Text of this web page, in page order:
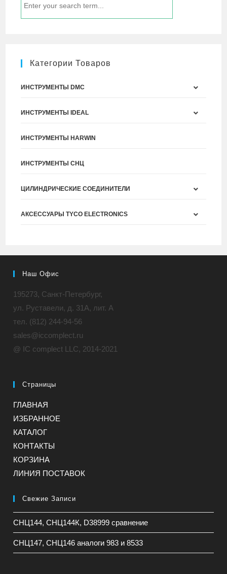
Категории Товаров
ИНСТРУМЕНТЫ DMC
ИНСТРУМЕНТЫ IDEAL
ИНСТРУМЕНТЫ HARWIN
ИНСТРУМЕНТЫ СНЦ
ЦИЛИНДРИЧЕСКИЕ СОЕДИНИТЕЛИ
АКСЕССУАРЫ TYCO ELECTRONICS
Наш Офис
195273, Санкт-Петербург,
ул. Руставели, д. 31A, лит. А
тел. (812) 244-94-56
sales@iccomplect.ru
@ IC complect LLC, 2014-2021
Страницы
ГЛАВНАЯ
ИЗБРАННОЕ
КАТАЛОГ
КОНТАКТЫ
КОРЗИНА
ЛИНИЯ ПОСТАВОК
Свежие Записи
СНЦ144, СНЦ144К, D38999 сравнение
СНЦ147, СНЦ146 аналоги 983 и 8533